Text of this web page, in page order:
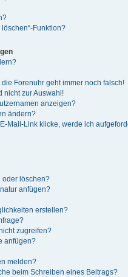
Funktion?
Forenuhr geht immer noch falsch!
nicht zur Auswahl!
anzeigen?
ändern?
Mail-Link klicke, werde ich
oder löschen?
anfügen?
erstellen?
zugreifen?
anfügen?
melden?
beim Schreiben eines Beitrags?